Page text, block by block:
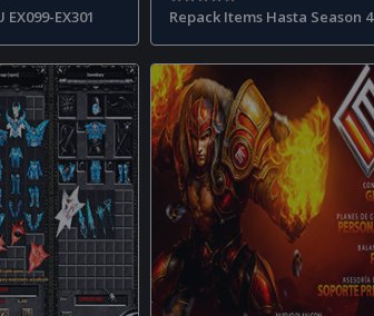
EX301 Repack Items Hasta Season 4